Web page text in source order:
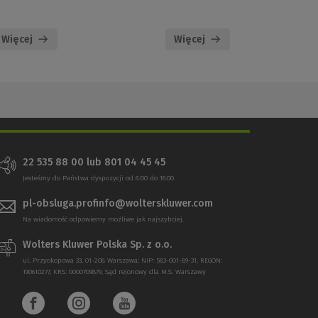
Więcej Więcej
22 535 88 00 lub 801 04 45 45
Jesteśmy do Państwa dyspozycji od 8:00 do 16:00
pl-obsluga.profinfo@wolterskluwer.com
Na wiadomość odpowiemy możliwe jak najszybciej.
Wolters Kluwer Polska Sp. z o.o.
ul. Przyokopowa 33, 01-208 Warszawa; NIP: 583-001-89-31, REGON:
190610277, KRS: 0000709879, Sąd rejonowy dla M.S. Warszawy